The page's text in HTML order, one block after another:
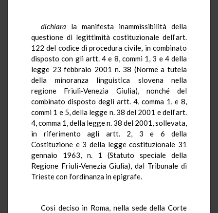
dichiara la manifesta inammissibilità della
questione di legittimità costituzionale dell’art.
122 del codice di procedura civile, in combinato
disposto con gli artt. 4 e 8, commi 1, 3 e 4 della
legge 23 febbraio 2001 n. 38 (Norme a tutela
della minoranza linguistica slovena nella
regione Friuli-Venezia Giulia), nonché del
combinato disposto degli artt. 4, comma 1, e 8,
commi 1 e 5, della legge n. 38 del 2001 e dell’art.
4, comma 1, della legge n. 38 del 2001, sollevata,
in riferimento agli artt. 2, 3 e 6 della
Costituzione e 3 della legge costituzionale 31
gennaio 1963, n. 1 (Statuto speciale della
Regione Friuli-Venezia Giulia), dal Tribunale di
Trieste con l’ordinanza in epigrafe.
Così deciso in Roma, nella sede della Corte